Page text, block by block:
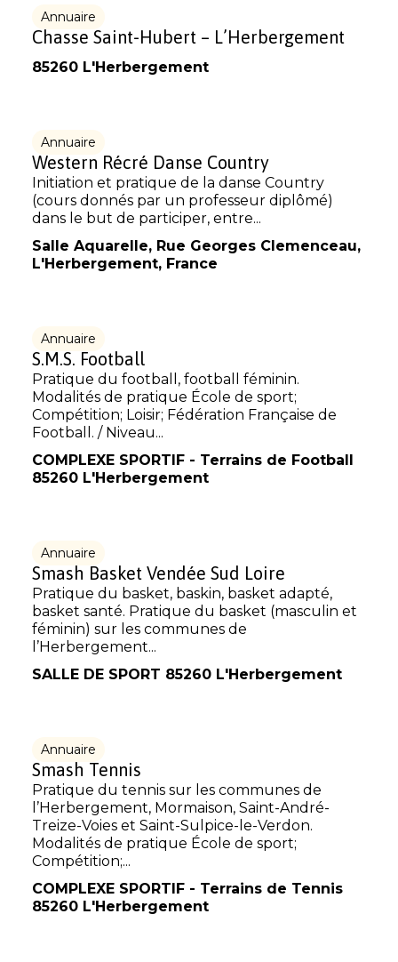
Annuaire
Chasse Saint-Hubert – L’Herbergement
85260 L'Herbergement
Annuaire
Western Récré Danse Country
Initiation et pratique de la danse Country
(cours donnés par un professeur diplômé)
dans le but de participer, entre...
Salle Aquarelle, Rue Georges Clemenceau,
L'Herbergement, France
Annuaire
S.M.S. Football
Pratique du football, football féminin.
Modalités de pratique École de sport;
Compétition; Loisir; Fédération Française de
Football. / Niveau...
COMPLEXE SPORTIF - Terrains de Football
85260 L'Herbergement
Annuaire
Smash Basket Vendée Sud Loire
Pratique du basket, baskin, basket adapté,
basket santé. Pratique du basket (masculin et
féminin) sur les communes de
l’Herbergement...
SALLE DE SPORT 85260 L'Herbergement
Annuaire
Smash Tennis
Pratique du tennis sur les communes de
l’Herbergement, Mormaison, Saint-André-
Treize-Voies et Saint-Sulpice-le-Verdon.
Modalités de pratique École de sport;
Compétition;...
COMPLEXE SPORTIF - Terrains de Tennis
85260 L'Herbergement